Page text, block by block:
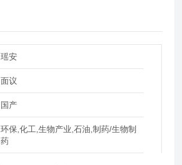
瑶安
面议
国产
环保,化工,生物产业,石油,制药/生物制
药